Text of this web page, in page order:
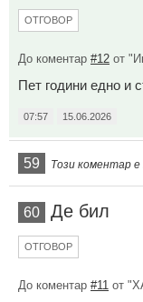
ОТГОВОР
До коментар #12 от
Пет години едно и
07:57 15.06.2026
59 Този коментар
60 Де бил
ОТГОВОР
До коментар #11 от